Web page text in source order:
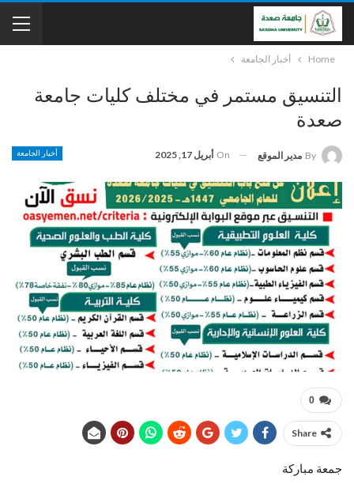
Home أخبار الجامعة
التنسيق مستمر في مختلف كليات جامعة
صعدة
أخبار الجامعة By مدير الموقع On أبريل 17, 2025
0
Share
جمعة مباركة